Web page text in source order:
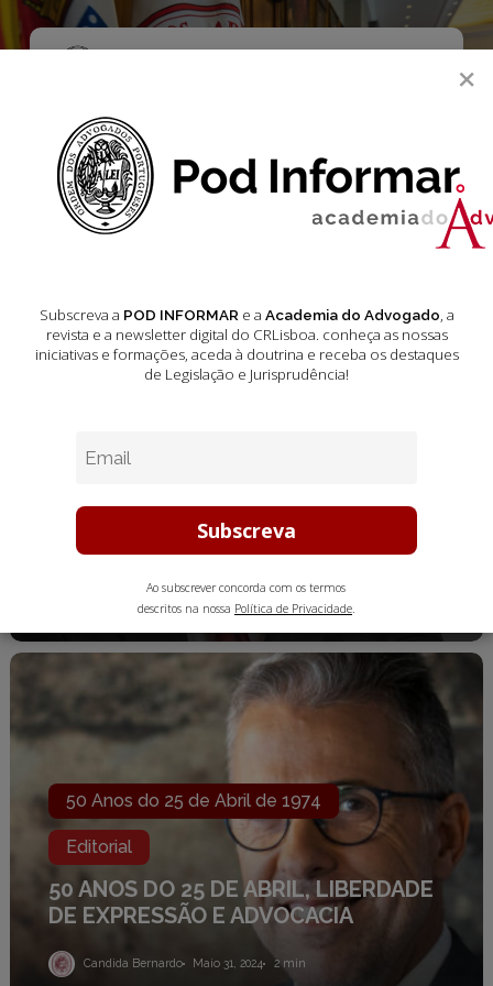
Skip
main
Menu
Editorial 16
CRIANÇA:
Direito
DIA DA CRIANÇA: Direito à Justiça
Candida Bernardo Junho 28, 2024 3 min
50
DE
EXPRESSÃO
ADVOCACIA
50 Anos do 25 de Abril de 1974
Editorial
50 ANOS DO 25 DE ABRIL, LIBERDADE
DE EXPRESSÃO E ADVOCACIA
Candida Bernardo Maio 31, 2024 2 min
×
Subscreva a POD INFORMARe a Academia do Advogado, a
revista e a newsletter digital do CRLisboa. conheça as nossas
iniciativas e formações, aceda à doutrina e receba os destaques
de Legislação e Jurisprudência!
Ao subscrever concorda com os termos
descritos na nossa Política de Privacidade.